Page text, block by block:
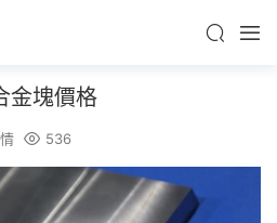
金塊價格
536